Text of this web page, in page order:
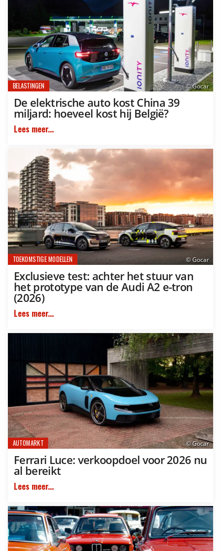
© Gocar
BELASTINGEN
De elektrische auto kost China 39
miljard: hoeveel kost hij België?
Lees meer...
© Gocar
TOEKOMSTIGE MODELLEN
Exclusieve test: achter het stuur van
het prototype van de Audi A2 e-tron
(2026)
Lees meer...
© Gocar
AUTOMARKT
Ferrari Luce: verkoopdoel voor 2026 nu
al bereikt
Lees meer...